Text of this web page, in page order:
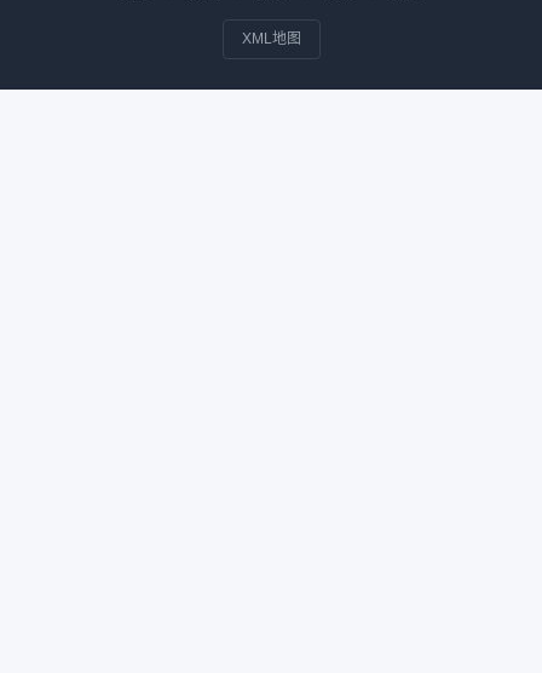
XML地图